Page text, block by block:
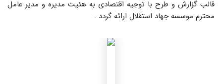
قالب گزارش و طرح با توجیه اقتصادی به هئیت مدیره و مدیر عامل
محترم موسسه جهاد استقلال ارائه گردد .